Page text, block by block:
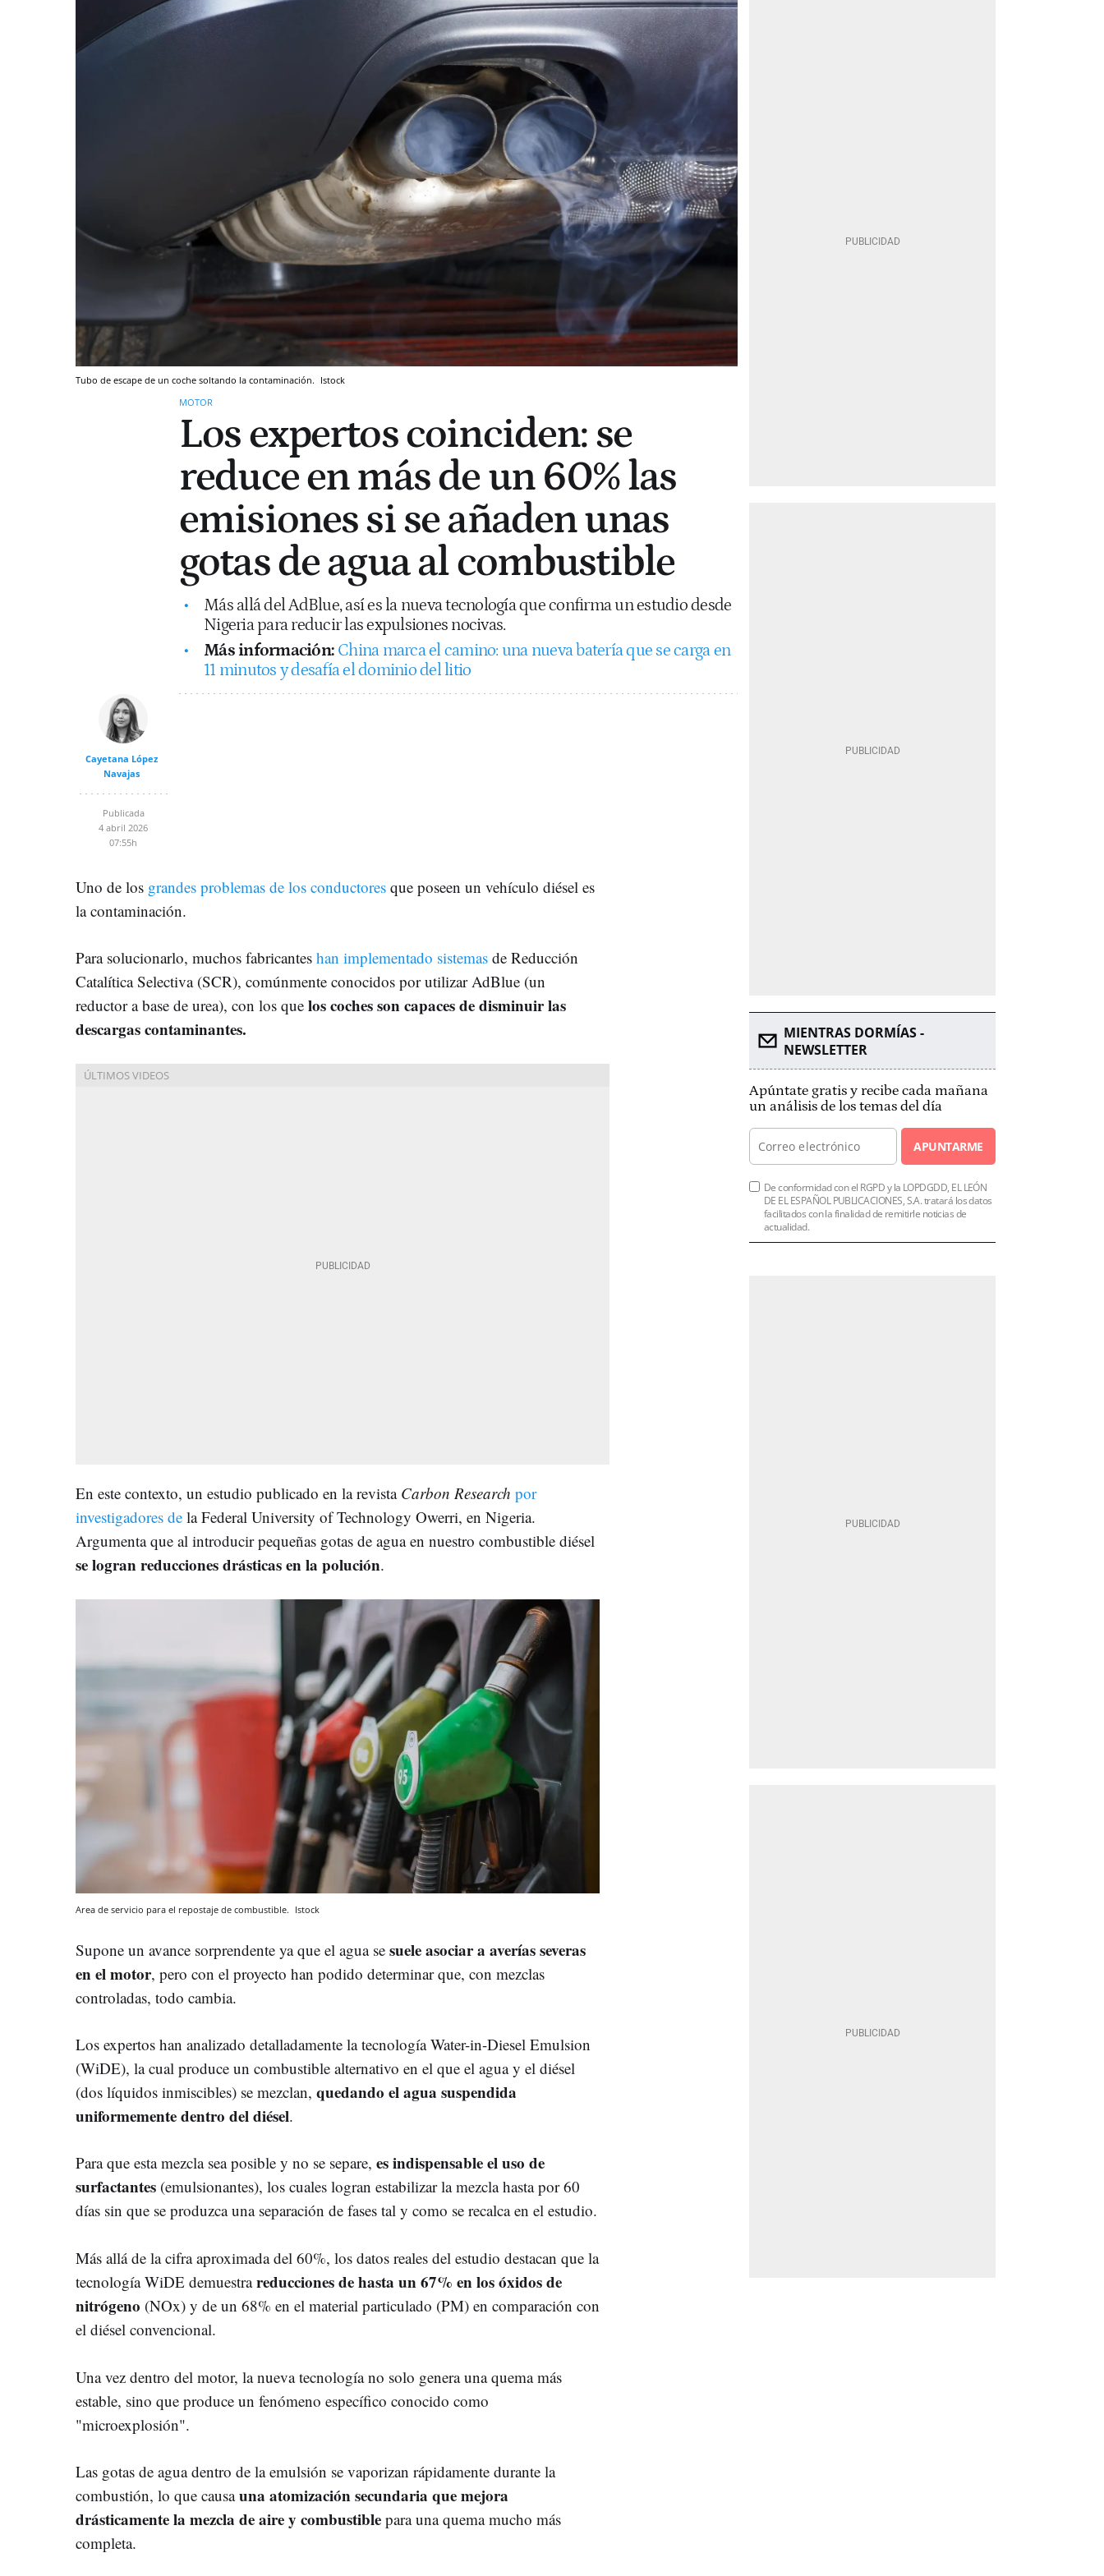
Tubo de escape de un coche soltando la contaminación. Istock
MOTOR
Los expertos coinciden: se
reduce en más de un 60% las
emisiones si se añaden unas
gotas de agua al combustible
Más allá del AdBlue, así es la nueva tecnología que confirma un estudio desde
Nigeria para reducir las expulsiones nocivas.
Más información: China marca el camino: una nueva batería que se carga en
11 minutos y desafía el dominio del litio
Cayetana López
Navajas
Publicada
4 abril 2026
07:55h
Uno de los grandes problemas de los conductores que poseen un vehículo diésel es
la contaminación.
Para solucionarlo, muchos fabricantes han implementado sistemas de Reducción
Catalítica Selectiva (SCR), comúnmente conocidos por utilizar AdBlue (un
reductor a base de urea), con los que los coches son capaces de disminuir las
descargas contaminantes.
En este contexto, un estudio publicado en la revista Carbon Research por
investigadores de la Federal University of Technology Owerri, en Nigeria.
Argumenta que al introducir pequeñas gotas de agua en nuestro combustible diésel
se logran reducciones drásticas en la polución.
Area de servicio para el repostaje de combustible. Istock
Supone un avance sorprendente ya que el agua se suele asociar a averías severas
en el motor, pero con el proyecto han podido determinar que, con mezclas
controladas, todo cambia.
Los expertos han analizado detalladamente la tecnología Water-in-Diesel Emulsion
(WiDE), la cual produce un combustible alternativo en el que el agua y el diésel
(dos líquidos inmiscibles) se mezclan, quedando el agua suspendida
uniformemente dentro del diésel.
Para que esta mezcla sea posible y no se separe, es indispensable el uso de
surfactantes (emulsionantes), los cuales logran estabilizar la mezcla hasta por 60
días sin que se produzca una separación de fases tal y como se recalca en el estudio.
Más allá de la cifra aproximada del 60%, los datos reales del estudio destacan que la
tecnología WiDE demuestrareducciones de hasta un 67% en los óxidos de
nitrógeno (NOx) y de un 68% en el material particulado (PM) en comparación con
el diésel convencional.
Una vez dentro del motor, la nueva tecnología no solo genera una quema más
estable, sino que produce un fenómeno específico conocido como
"microexplosión".
Las gotas de agua dentro de la emulsión se vaporizan rápidamente durante la
combustión, lo que causauna atomización secundaria que mejora
drásticamente la mezcla de aire y combustible para una quema mucho más
completa.
MIENTRAS DORMÍAS -
NEWSLETTER
Apúntate gratis y recibe cada mañana
un análisis de los temas del día
APUNTARME
De conformidad con el RGPD y la LOPDGDD, EL LEÓN
DE EL ESPAÑOL PUBLICACIONES, S.A. tratará los datos
facilitados con la finalidad de remitirle noticias de
actualidad.